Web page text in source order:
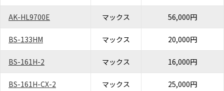
AK-HL9700E マックス 56,000円
BS-133HM マックス 20,000円
BS-161H-2 マックス 16,000円
BS-161H-CX-2 マックス 25,000円